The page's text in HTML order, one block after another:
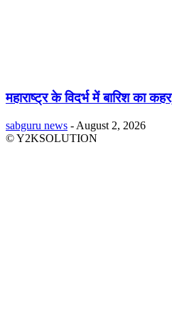
महाराष्ट्र के विदर्भ में बारिश का
sabguru news - August 2, 2026
© Y2KSOLUTION